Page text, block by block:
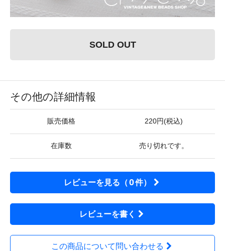
SOLD OUT
その他の詳細情報
販売価格 220円(税込)
在庫数 売り切れです。
レビューを見る（0件）
レビューを書く
この商品について問い合わせる